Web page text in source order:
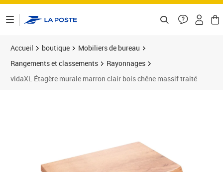
Accueil boutique
Mobiliers de bureau
Rangements et classements
Rayonnages
vidaXL Étagère murale marron clair bois chêne massif traité